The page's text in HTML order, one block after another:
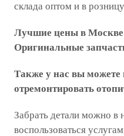
склада оптом и в
Лучшие цены в
Оригинальные
Также у нас вы можете
отремонтировать
Забрать детали можно в
воспользоваться